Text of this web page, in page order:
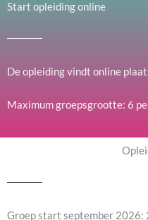
Start opleiding online
De opleiding vindt online
Maximum groepsgrootte: 6
Groep start september 2026: